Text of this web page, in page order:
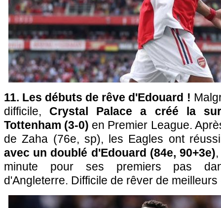
11. Les débuts de rêve d'Edouard !
difficile, Crystal Palace a créé la
Tottenham (3-0) en Premier League.
de Zaha (76e, sp), les Eagles ont
avec un doublé d'Edouard (84e, 90+3e)
minute pour ses premiers pas
d'Angleterre. Difficile de rêver de meilleurs